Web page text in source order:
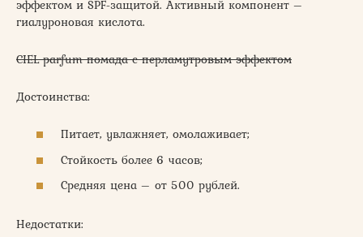
эффектом и SPF-защитой. Активный компонент –
гиалуроновая кислота.
CIEL parfum помада с перламутровым эффектом
Достоинства:
Питает, увлажняет, омолаживает;
Стойкость более 6 часов;
Средняя цена – от 500 рублей.
Недостатки: